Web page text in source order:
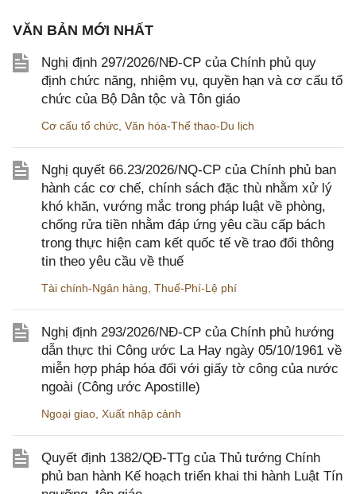
VĂN BẢN MỚI NHẤT
Nghị định 297/2026/NĐ-CP của Chính phủ quy
định chức năng, nhiệm vụ, quyền hạn và cơ cấu tổ
chức của Bộ Dân tộc và Tôn giáo
Cơ cấu tổ chức Văn hóa-Thể thao-Du lịch
Nghị quyết 66.23/2026/NQ-CP của Chính phủ ban
hành các cơ chế, chính sách đặc thù nhằm xử lý
khó khăn, vướng mắc trong pháp luật về phòng,
chống rửa tiền nhằm đáp ứng yêu cầu cấp bách
trong thực hiện cam kết quốc tế về trao đổi thông
tin theo yêu cầu về thuế
Tài chính-Ngân hàng Thuế-Phí-Lệ phí
Nghị định 293/2026/NĐ-CP của Chính phủ hướng
dẫn thực thi Công ước La Hay ngày 05/10/1961 về
miễn hợp pháp hóa đối với giấy tờ công của nước
ngoài (Công ước Apostille)
Ngoại giao Xuất nhập cảnh
Quyết định 1382/QĐ-TTg của Thủ tướng Chính
phủ ban hành Kế hoạch triển khai thi hành Luật Tín